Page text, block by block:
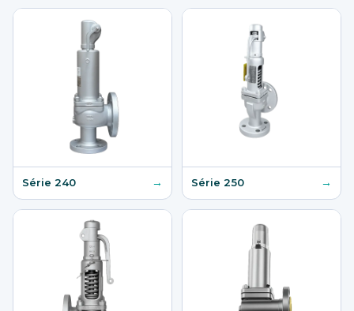
Série 240 → Série 250 →